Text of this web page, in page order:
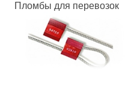
Пломбы для перевозок